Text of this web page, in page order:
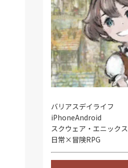
バリアスデイライフ
iPhoneAndroid
スクウェア・エニックス
日常×冒険RPG